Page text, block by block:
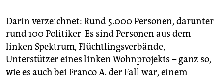
Darin verzeichnet: Rund 5.000 Personen, darunter
rund 100 Politiker. Es sind Personen aus dem
linken Spektrum, Flüchtlingsverbände,
Unterstützer eines linken Wohnprojekts – ganz so,
wie es auch bei Franco A. der Fall war, einem